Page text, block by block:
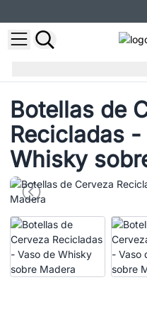
Vidrio reciclado soplado
Botellas de
Recicladas -
Whisky